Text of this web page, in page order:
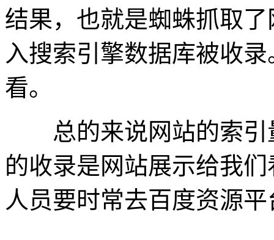
结果，也就是蜘蛛抓取
入搜索引擎数据库被收
看。
总的来说网站的索引
的收录是网站展示给我
人员要时常去百度资源